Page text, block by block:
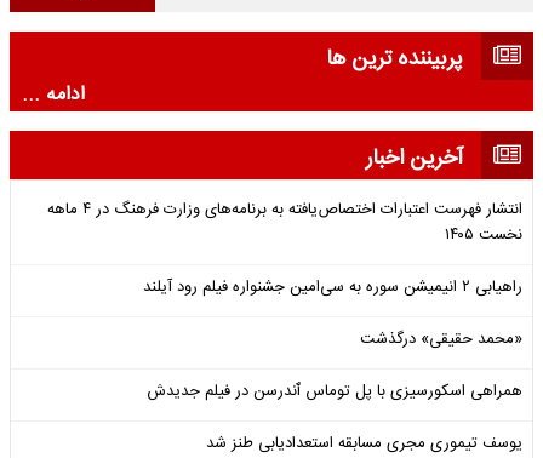
پربیننده ترین ها
ادامه ...
آخرین اخبار
انتشار فهرست اعتبارات اختصاص‌یافته به برنامه‌های وزارت فرهنگ در ۴ ماهه
نخست ۱۴۰۵
راهیابی ۲ انیمیشن سوره به سی‌امین جشنواره فیلم رود آیلند
«محمد حقیقی» درگذشت
همراهی اسکورسیزی با پل توماس ٱندرسن در فیلم جدیدش
یوسف تیموری مجری مسابقه استعدادیابی طنز شد